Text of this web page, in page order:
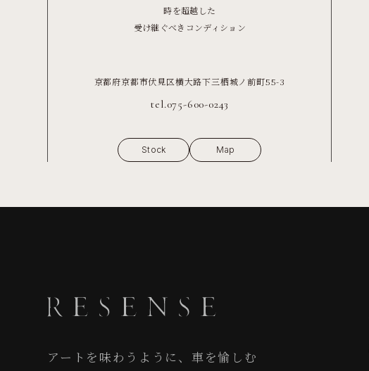
時を超越した
受け継ぐべきコンディション
京都府京都市伏見区横大路下三栖城ノ前町55-3
tel.075-600-0243
Stock Map
アートを味わうように、車を愉しむ